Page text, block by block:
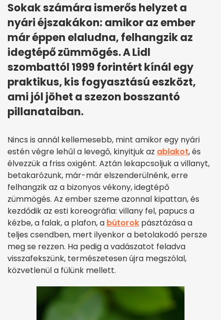
Sokak számára ismerős helyzet a
nyári éjszakákon: amikor az ember
már éppen elaludna, felhangzik az
idegtépő zümmögés. A Lidl
szombattól 1999 forintért kínál egy
praktikus, kis fogyasztású eszközt,
ami jól jöhet a szezon bosszantó
pillanataiban.
Nincs is annál kellemesebb, mint amikor egy nyári
estén végre lehűl a levegő, kinyitjuk az ablakot, és
élvezzük a friss oxigént. Aztán lekapcsoljuk a villanyt,
betakarózunk, már-már elszenderülnénk, erre
felhangzik az a bizonyos vékony, idegtépő
zümmögés. Az ember szeme azonnal kipattan, és
kezdődik az esti koreográfia: villany fel, papucs a
kézbe, a falak, a plafon, a bútorok pásztázása a
teljes csendben, mert ilyenkor a betolakodó persze
meg se rezzen. Ha pedig a vadászatot feladva
visszafekszünk, természetesen újra megszólal,
közvetlenül a fülünk mellett.